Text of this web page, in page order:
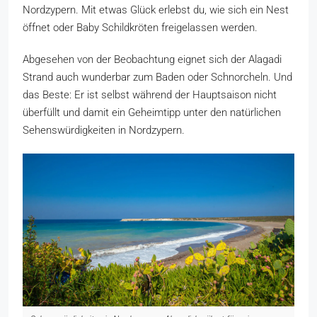
Nordzypern. Mit etwas Glück erlebst du, wie sich ein Nest
öffnet oder Baby Schildkröten freigelassen werden.
Abgesehen von der Beobachtung eignet sich der Alagadi
Strand auch wunderbar zum Baden oder Schnorcheln. Und
das Beste: Er ist selbst während der Hauptsaison nicht
überfüllt und damit ein Geheimtipp unter den natürlichen
Sehenswürdigkeiten in Nordzypern.